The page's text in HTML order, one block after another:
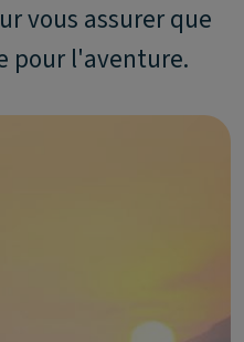
vous assurer que
pour l'aventure.